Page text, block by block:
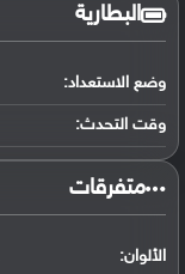
البطارية
وضع الاستعداد:
وقت التحدث:
‏متفرقات‏
الألوان: